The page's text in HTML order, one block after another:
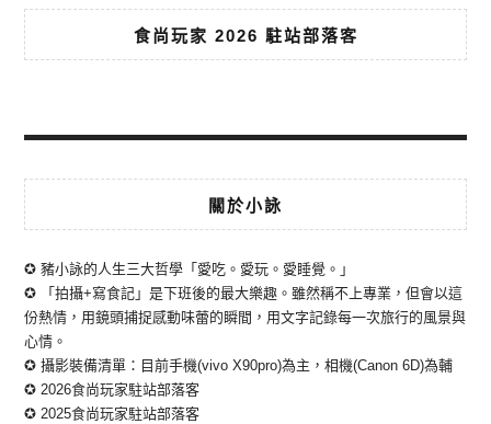
食尚玩家 2026 駐站部落客
關於小詠
✪ 豬小詠的人生三大哲學「愛吃。愛玩。愛睡覺。」
✪ 「拍攝+寫食記」是下班後的最大樂趣。雖然稱不上專業，但會以這
份熱情，用鏡頭捕捉感動味蕾的瞬間，用文字記錄每一次旅行的風景與
心情。
✪ 攝影裝備清單：目前手機(vivo X90pro)為主，相機(Canon 6D)為輔
✪ 2026食尚玩家駐站部落客
✪ 2025食尚玩家駐站部落客